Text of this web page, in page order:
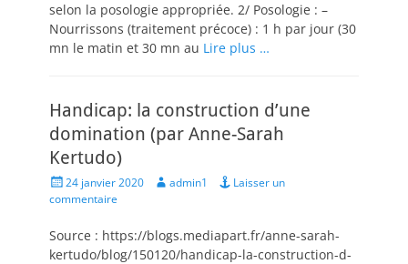
selon la posologie appropriée. 2/ Posologie : –
Nourrissons (traitement précoce) : 1 h par jour (30
mn le matin et 30 mn au Lire plus …
Handicap: la construction d’une
domination (par Anne-Sarah
Kertudo)
Posted
on
24 janvier 2020 Author
admin1
Laisser un
commentaire
Source : https://blogs.mediapart.fr/anne-sarah-
kertudo/blog/150120/handicap-la-construction-d-